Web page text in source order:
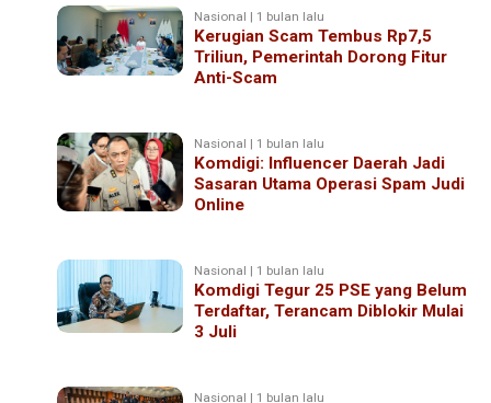
Nasional | 1 bulan lalu
Kerugian Scam Tembus Rp7,5
Triliun, Pemerintah Dorong Fitur
Anti-Scam
Nasional | 1 bulan lalu
Komdigi: Influencer Daerah Jadi
Sasaran Utama Operasi Spam Judi
Online
Nasional | 1 bulan lalu
Komdigi Tegur 25 PSE yang Belum
Terdaftar, Terancam Diblokir Mulai
3 Juli
Nasional | 1 bulan lalu